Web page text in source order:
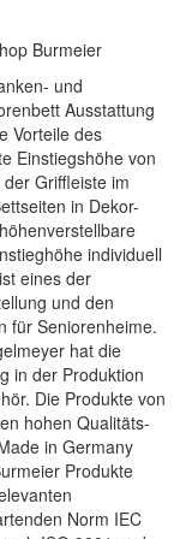
Burmeier
und
Ausstattung
Vorteile des
Einstiegshöhe von
Griffleiste im
in Dekor-
individuell
eines der
und den
für Seniorenheime.
hat die
in der Produktion
Die Produkte von
hohen Qualitäts-
in Germany
Produkte
Norm IEC